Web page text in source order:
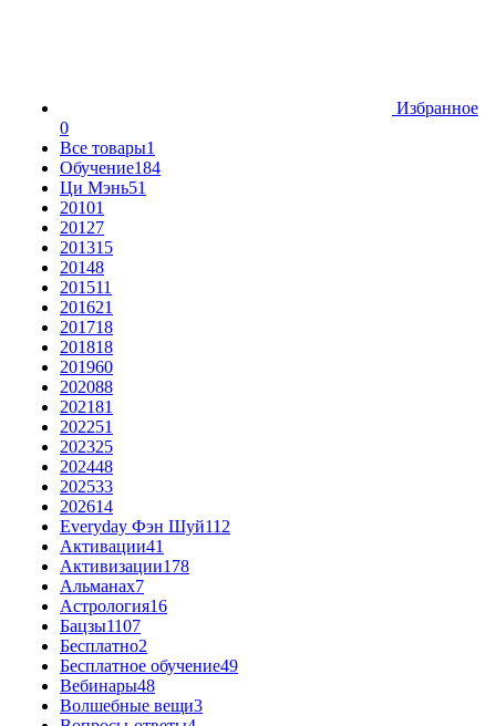
Избранное
0
Все товары1
Обучение184
Ци Мэнь51
20101
20127
201315
20148
201511
201621
201718
201818
201960
202088
202181
202251
202325
202448
202533
202614
Everyday Фэн Шуй112
Активации41
Активизации178
Альманах7
Астрология16
Бацзы1107
Бесплатно2
Бесплатное обучение49
Вебинары48
Волшебные вещи3